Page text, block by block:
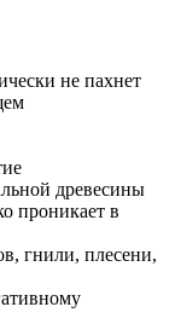
не пахнет
древесины
проникает в
гнили, плесени,